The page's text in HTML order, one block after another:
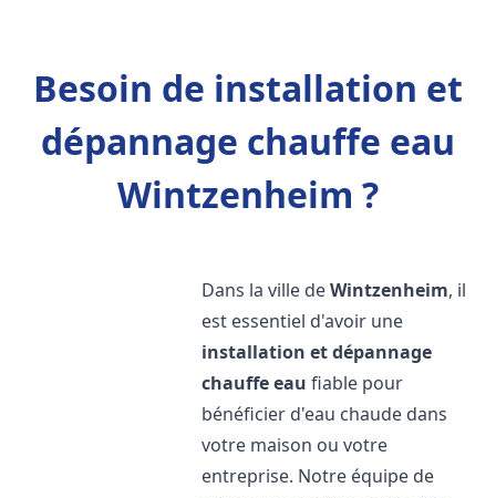
Besoin de installation et
dépannage chauffe eau
Wintzenheim ?
Dans la ville deWintzenheim, il
est essentiel d'avoir une
installation et dépannage
chauffe eau fiable pour
bénéficier d'eau chaude dans
votre maison ou votre
entreprise. Notre équipe de